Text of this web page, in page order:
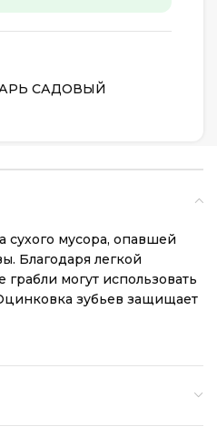
САДОВЫЙ
сухого мусора, опавшей
Благодаря легкой
могут использовать
зубьев защищает